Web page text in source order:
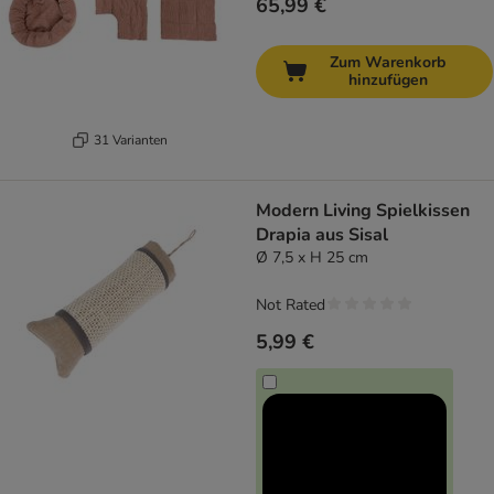
31 Varianten
65,99 €
Zum Warenkorb
hinzufügen
Modern Living Spielkissen
Drapia aus Sisal
Ø 7,5 x H 25 cm
5,99 €
Not Rated